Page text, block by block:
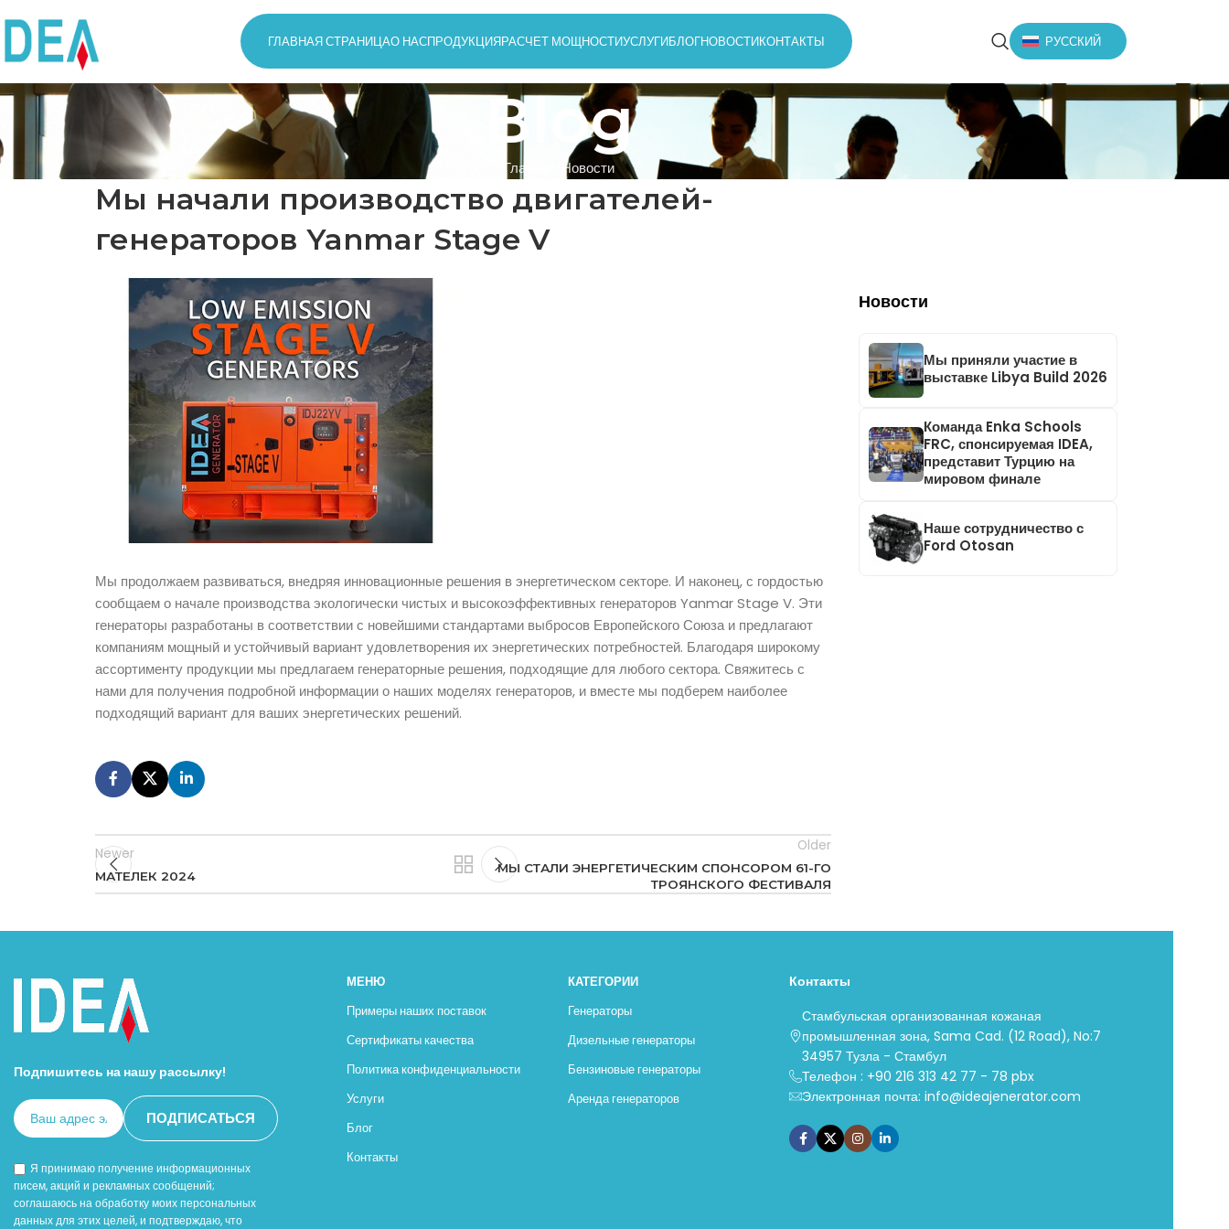
ГЛАВНАЯ СТРАНИЦАО НАСПРОДУКЦИЯРАСЧЕТ МОЩНОСТИУСЛУГИБЛОГНОВОСТИКОНТАКТЫ РУССКИЙ
Blog
Главная Новости
Мы начали производство двигателей-
генераторов Yanmar Stage V
Мы продолжаем развиваться, внедряя инновационные решения в энергетическом секторе. И наконец, с гордостью
сообщаем о начале производства экологически чистых и высокоэффективных генераторов Yanmar Stage V. Эти
генераторы разработаны в соответствии с новейшими стандартами выбросов Европейского Союза и предлагают
компаниям мощный и устойчивый вариант удовлетворения их энергетических потребностей. Благодаря широкому
ассортименту продукции мы предлагаем генераторные решения, подходящие для любого сектора. Свяжитесь с
нами для получения подробной информации о наших моделях генераторов, и вместе мы подберем наиболее
подходящий вариант для ваших энергетических решений.
Newer
МАТЕЛЕК 2024
Older
МЫ СТАЛИ ЭНЕРГЕТИЧЕСКИМ СПОНСОРОМ 61-ГО
ТРОЯНСКОГО ФЕСТИВАЛЯ
Новости
Мы приняли участие в
выставке Libya Build 2026
Команда Enka Schools
FRC, спонсируемая IDEA,
представит Турцию на
мировом финале
Наше сотрудничество с
Ford Otosan
Подпишитесь на нашу рассылку!
Я принимаю получение информационных
писем, акций и рекламных сообщений;
соглашаюсь на обработку моих персональных
данных для этих целей, и подтверждаю, что
МЕНЮ
Примеры наших поставок
Сертификаты качества
Политика конфиденциальности
Услуги
Блог
Контакты
КАТЕГОРИИ
Генераторы
Дизельные генераторы
Бензиновые генераторы
Аренда генераторов
Контакты
Стамбульская организованная кожаная
промышленная зона, Sama Cad. (12 Road), No:7
34957 Тузла - Стамбул
Телефон : +90 216 313 42 77 - 78 pbx
Электронная почта:info@ideajenerator.com